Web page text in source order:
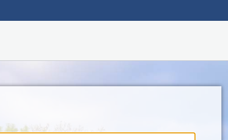
Hauptnavigation